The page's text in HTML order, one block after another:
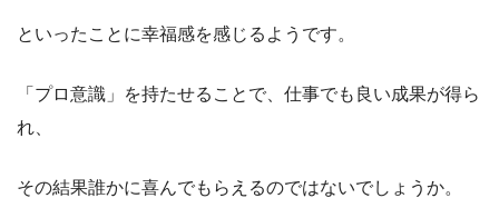
といったことに幸福感を感じるようです。
「プロ意識」を持たせることで、仕事でも良い成果が得ら
れ、
その結果誰かに喜んでもらえるのではないでしょうか。